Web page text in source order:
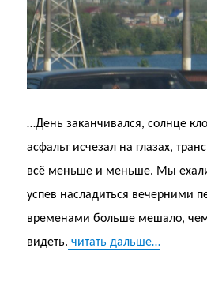
…День заканчивался, солнце
асфальт исчезал на глазах,
всё меньше и меньше. Мы
успев насладиться вечерними
временами больше мешало, чем
видеть. читать дальше…